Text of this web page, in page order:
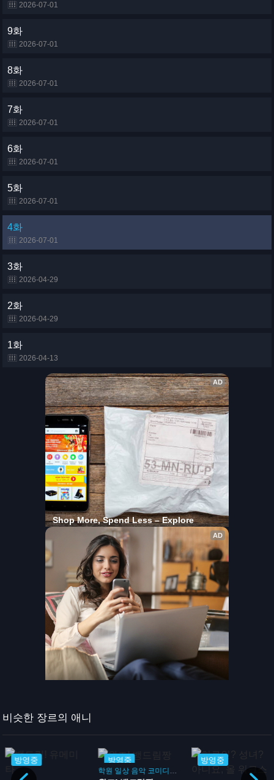
2026-07-01
9화
2026-07-01
8화
2026-07-01
7화
2026-07-01
6화
2026-07-01
5화
2026-07-01
4화
2026-07-01
3화
2026-04-29
2화
2026-04-29
1화
2026-04-13
비슷한 장르의 애니
방영중 방영중
학원 일상 음악 코미디 드라마
방영중